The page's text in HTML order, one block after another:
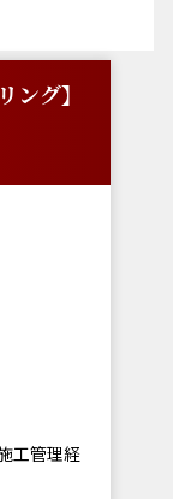
ング】
工管理経